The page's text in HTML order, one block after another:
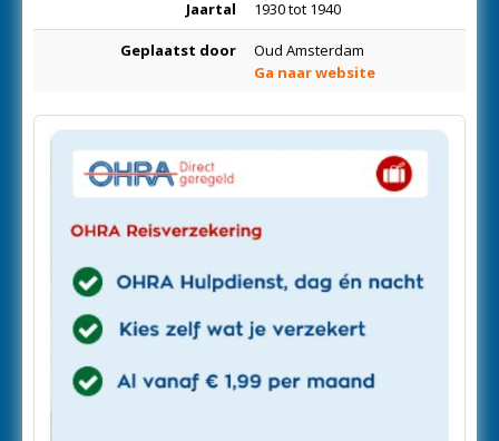
Jaartal 1930 tot 1940
Geplaatst door
Oud Amsterdam
Ga naar website